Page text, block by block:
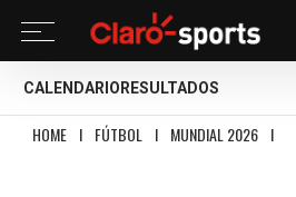
CALENDARIO RESULTADOS
HOME I FÚTBOL I MUNDIAL 2026 I